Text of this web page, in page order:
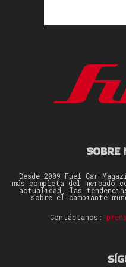
SOBRE
Desde 2009 Fuel Car
más completa del mercado
actualidad, las
sobre el cambiante
Contáctanos: